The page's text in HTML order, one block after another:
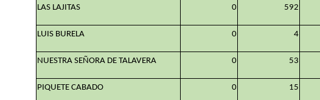
LAS LAJITAS 0 592
LUIS BURELA 0 4
NUESTRA SEÑORA DE TALAVERA 0 53
PIQUETE CABADO 0 15